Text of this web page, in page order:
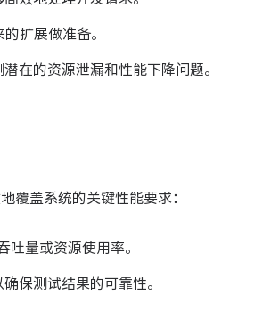
扩展做准备。
在的资源泄漏和性能下降问题。
覆盖系统的关键性能要求：
吐量或资源使用率。
保测试结果的可靠性。